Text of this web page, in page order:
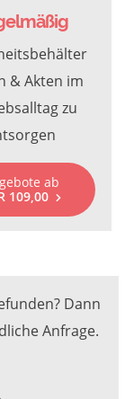
& Akten im
zu
ab
109,00
Dann
Anfrage.